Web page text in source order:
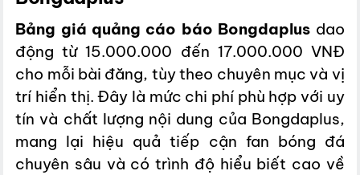
Bảng giá quảng cáo báo Bongdaplus dao
động từ 15.000.000 đến 17.000.000 VNĐ
cho mỗi bài đăng, tùy theo chuyên mục và vị
trí hiển thị. Đây là mức chi phí phù hợp với uy
tín và chất lượng nội dung của Bongdaplus,
mang lại hiệu quả tiếp cận fan bóng đá
chuyên sâu và có trình độ hiểu biết cao về